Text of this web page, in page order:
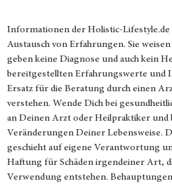
Informationen der Holistic-Lifestyle.de
Austausch von Erfahrungen. Sie
geben keine Diagnose und auch kein
bereitgestellten Erfahrungswerte und
Ersatz für die Beratung durch einen
verstehen. Wende Dich bei
an Deinen Arzt oder Heilpraktiker und
Veränderungen Deiner Lebensweise.
geschieht auf eigene Verantwortung
Haftung für Schäden irgendeiner Art,
Verwendung entstehen.